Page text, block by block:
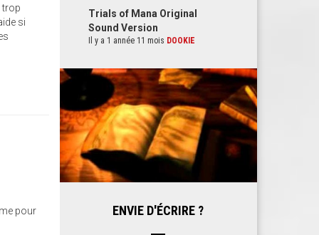
trop
si
pour
Trials of Mana Original
Sound Version
Il y a 1 année 11 mois DOOKIE
ENVIE D'ÉCRIRE ?